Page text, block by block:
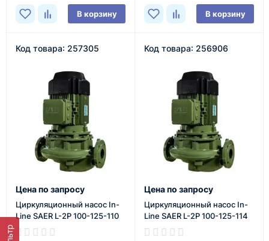
В корзину В корзину
Код товара: 257305
Цена по запросу
Циркуляционный насос In-
Line SAER L-2P 100-125-110
Код товара: 256906
Цена по запросу
Циркуляционный насос In-
Line SAER L-2P 100-125-114